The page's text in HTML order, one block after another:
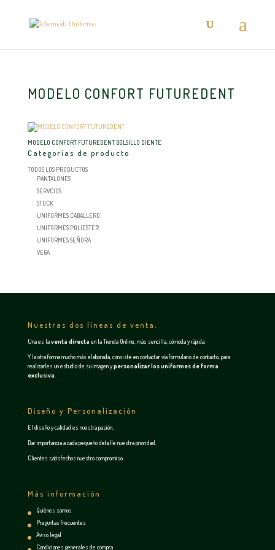
MODELO CONFORT FUTUREDENT
MODELO CONFORT FUTUREDENT BOLSILLO DIENTE
Categorías de producto
TODOS LOS PRODUCTOS
PANTALONES
SERVCIOS
STOCK
UNIFORMES CABALLERO
UNIFORMES POLIESTER
UNIFORMES SEÑORA
VEGA
Nuestras dos líneas de venta:
Una es laventa directa en laTienda Online , más sencilla, cómoda y rápida.
Y la otra forma mucho más elaborada, consiste en contactar víaformulario de contacto, para
realizarles un estudio de su imagen ypersonalizar los uniformes de forma
exclusiva
Diseño y Personalización
El diseño y calidad es nuestra pasión.
Dar importancia a cada pequeño detalle nuestra prioridad.
Clientes satisfechos nuestro compromiso.
Más información
Quiénes somos
Preguntas frecuentes
Aviso legal
Condiciones generales de compra